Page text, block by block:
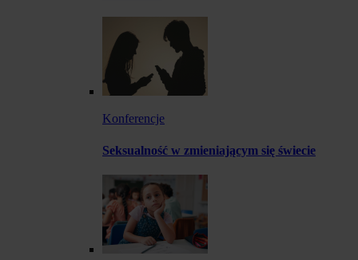
Konferencje
Seksualność w zmieniającym się świecie